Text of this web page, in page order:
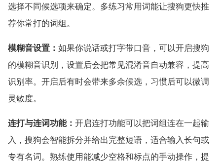
选择不同候选项来确定。多练习常用词能让搜狗更快推
荐你常打的词组。
模糊音设置： 如果你说话或打字带口音，可以开启搜狗
的模糊音识别，设置后会把常见混淆音自动兼容，提高
识别率。开启后有时会带来多余候选，习惯后可以微调
灵敏度。
连打与连词功能： 开启连打功能可以把词组连在一起输
入，搜狗会智能拆分并给出完整短语，适合输入长句或
专有名词。熟练使用能减少空格和标点的手动操作，提